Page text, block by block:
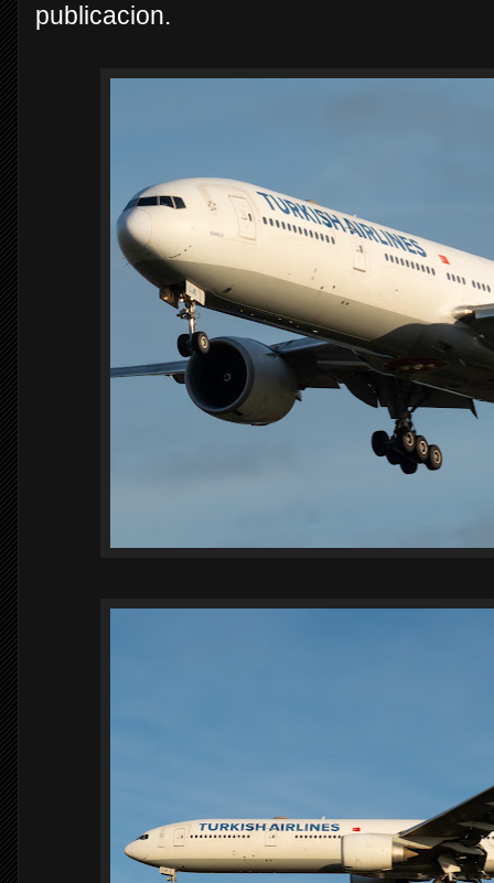
publicacion.